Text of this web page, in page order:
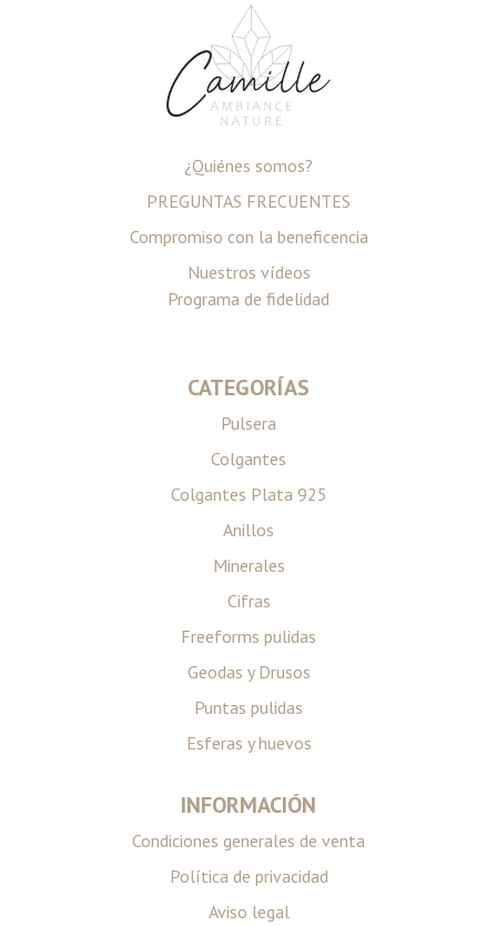
¿Quiénes somos?
PREGUNTAS FRECUENTES
Compromiso con la beneficencia
Nuestros vídeos
Programa de fidelidad
CATEGORÍAS
Pulsera
Colgantes
Colgantes Plata 925
Anillos
Minerales
Cifras
Freeforms pulidas
Geodas y Drusos
Puntas pulidas
Esferas y huevos
INFORMACIÓN
Condiciones generales de venta
Política de privacidad
Aviso legal